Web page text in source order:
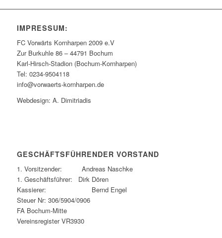
IMPRESSUM:
FC Vorwärts Kornharpen 2009 e.V
Zur Burkuhle 86 – 44791 Bochum
Karl-Hirsch-Stadion (Bochum-Kornharpen)
Tel: 0234-9504118
info@vorwaerts-kornharpen.de
Webdesign: A. Dimitriadis
GESCHÄFTSFÜHRENDER VORSTAND
1. Vorsitzender: Andreas Naschke
1. Geschäftsführer: Dirk Dören
Kassierer: Bernd Engel
Steuer Nr: 306/5904/0906
FA Bochum-Mitte
Vereinsregister VR3930